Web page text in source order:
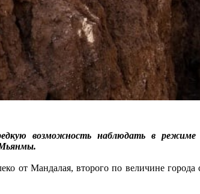
возможность наблюдать в режиме
от Мандалая, второго по величине